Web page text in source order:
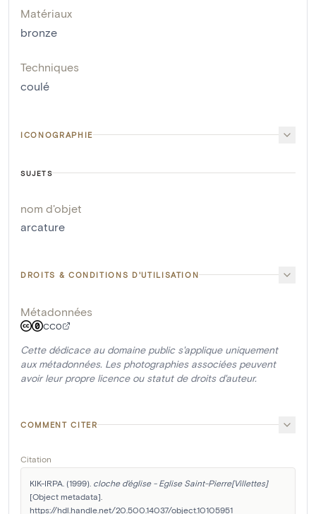
Matériaux
bronze
Techniques
coulé
ICONOGRAPHIE
SUJETS
nom d'objet
arcature
DROITS & CONDITIONS D'UTILISATION
Métadonnées
CC0
Cette dédicace au domaine public s'applique uniquement
aux métadonnées. Les photographies associées peuvent
avoir leur propre licence ou statut de droits d'auteur.
COMMENT CITER
Citation
KIK-IRPA. (1999). cloche d'église - Eglise Saint-Pierre[Villettes]
[Object metadata].
https://hdl.handle.net/20.500.14037/object.10105951